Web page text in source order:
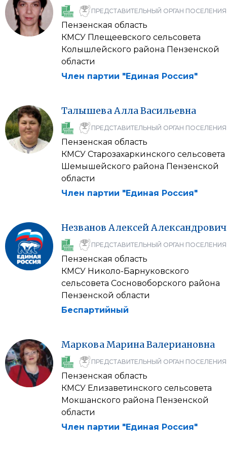
ПРЕДСТАВИТЕЛЬНЫЙ ОРГАН ПОСЕЛЕНИЯ
Пензенская область
КМСУ Плещеевского сельсовета
Колышлейского района Пензенской
области
Член партии "Единая Россия"
ТалышеваАллаВасильевна
ПРЕДСТАВИТЕЛЬНЫЙ ОРГАН ПОСЕЛЕНИЯ
Пензенская область
КМСУ Старозахаркинского сельсовета
Шемышейского района Пензенской
области
Член партии "Единая Россия"
Незванов АлексейАлександрович
ПРЕДСТАВИТЕЛЬНЫЙ ОРГАН ПОСЕЛЕНИЯ
Пензенская область
КМСУ Николо-Барнуковского
сельсовета Сосновоборского района
Пензенской области
Беспартийный
МарковаМаринаВалериановна
ПРЕДСТАВИТЕЛЬНЫЙ ОРГАН ПОСЕЛЕНИЯ
Пензенская область
КМСУ Елизаветинского сельсовета
Мокшанского района Пензенской
области
Член партии "Единая Россия"